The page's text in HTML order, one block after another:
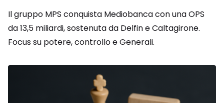
Il gruppo MPS conquista Mediobanca con una OPS
da 13,5 miliardi, sostenuta da Delfin e Caltagirone.
Focus su potere, controllo e Generali.